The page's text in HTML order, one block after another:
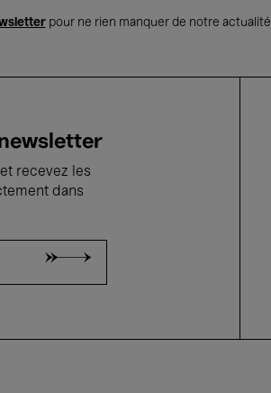
pour ne rien manquer de notre actualité
recevez les
dans